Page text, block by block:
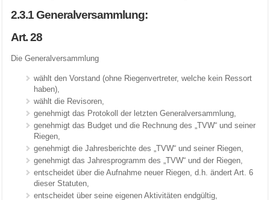
2.3.1 Generalversammlung:
Art. 28
Die Generalversammlung
wählt den Vorstand (ohne Riegenvertreter, welche kein Ressort
haben),
wählt die Revisoren,
genehmigt das Protokoll der letzten Generalversammlung,
genehmigt das Budget und die Rechnung des „TVW“ und seiner
Riegen,
genehmigt die Jahresberichte des „TVW“ und seiner Riegen,
genehmigt das Jahresprogramm des „TVW“ und der Riegen,
entscheidet über die Aufnahme neuer Riegen, d.h. ändert Art. 6
dieser Statuten,
entscheidet über seine eigenen Aktivitäten endgültig,